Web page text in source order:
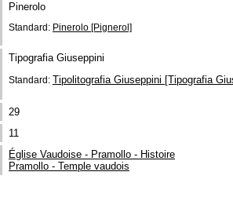
Pinerolo
Standard: Pinerolo [Pignerol]
Tipografia Giuseppini
Standard: Tipolitografia Giuseppini [Tipografia
29
11
Église Vaudoise - Pramollo - Histoire
Pramollo - Temple vaudois